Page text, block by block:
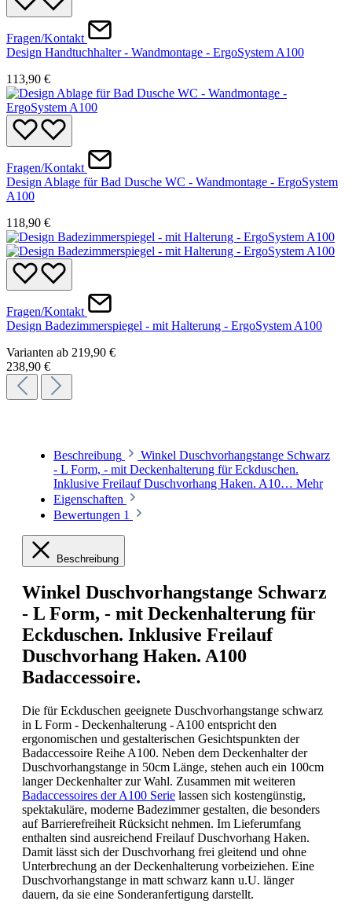
Fragen/Kontakt
Design Handtuchhalter - Wandmontage - ErgoSystem A100
113,90 €
Fragen/Kontakt
Design Ablage für Bad Dusche WC - Wandmontage - ErgoSystem
A100
118,90 €
Fragen/Kontakt
Design Badezimmerspiegel - mit Halterung - ErgoSystem A100
Varianten ab 219,90 €
238,90 €
Beschreibung
Winkel Duschvorhangstange Schwarz
- L Form, - mit Deckenhalterung für Eckduschen.
Inklusive Freilauf Duschvorhang Haken. A10… Mehr
Eigenschaften
Bewertungen 1
Beschreibung
Winkel Duschvorhangstange Schwarz
- L Form, - mit Deckenhalterung für
Eckduschen. Inklusive Freilauf
Duschvorhang Haken. A100
Badaccessoire.
Die für Eckduschen geeignete Duschvorhangstange schwarz
in L Form - Deckenhalterung - A100 entspricht den
ergonomischen und gestalterischen Gesichtspunkten der
Badaccessoire Reihe A100. Neben dem Deckenhalter der
Duschvorhangstange in 50cm Länge, stehen auch ein 100cm
langer Deckenhalter zur Wahl. Zusammen mit weiteren
Badaccessoires der A100 Serie lassen sich kostengünstig,
spektakuläre, moderne Badezimmer gestalten, die besonders
auf Barrierefreiheit Rücksicht nehmen. Im Lieferumfang
enthalten sind ausreichend Freilauf Duschvorhang Haken.
Damit lässt sich der Duschvorhang frei gleitend und ohne
Unterbrechung an der Deckenhalterung vorbeiziehen. Eine
Duschvorhangstange in matt schwarz kann u.U. länger
dauern, da sie eine Sonderanfertigung darstellt.